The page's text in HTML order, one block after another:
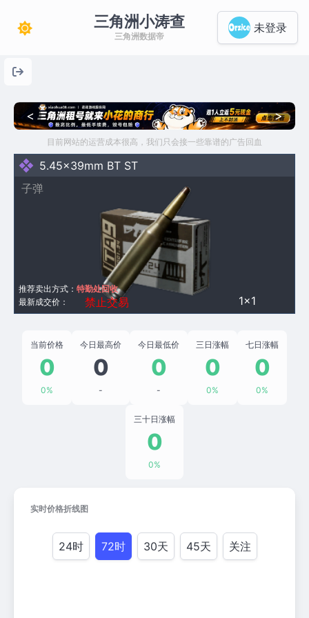
三角洲小涛查
三角洲数据帝
未登录
< >
目前网站的运营成本很高，我们只会接一些靠谱的广告回血
5.45x39mm BT ST
子弹
1×1
最新成交价： 禁止交易
推荐卖出方式： 特勤处回收
当前价格
0
0%
今日最高价
0
-
今日最低价
0
-
三日涨幅
0
0%
七日涨幅
0
0%
三十日涨幅
0
0%
实时价格折线图
24时 72时 30天 45天 关注